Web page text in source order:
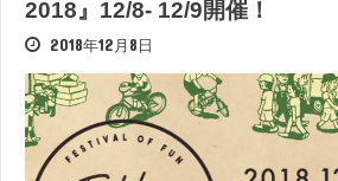
2018』12/8- 12/9開催！
2018年12月8日